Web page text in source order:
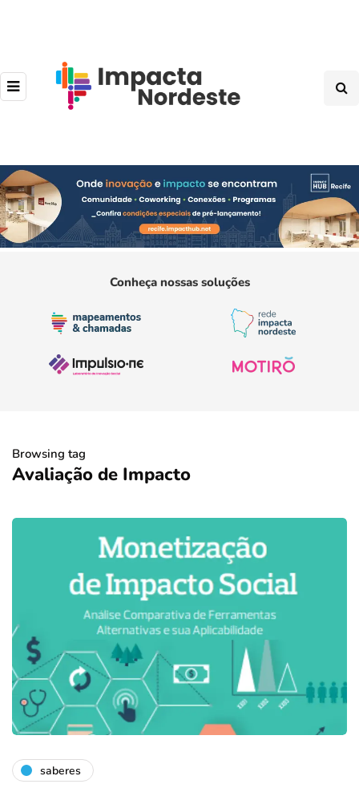
Conheça nossas soluções
Browsing tag
Avaliação de Impacto
saberes